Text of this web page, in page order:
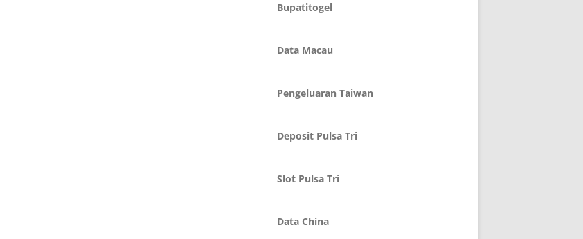
Bupatitogel
Data Macau
Pengeluaran Taiwan
Deposit Pulsa Tri
Slot Pulsa Tri
Data China